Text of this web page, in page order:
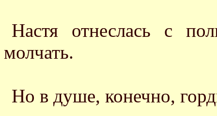
Настя отнеслась с
молчать.
Но в душе, конечно,